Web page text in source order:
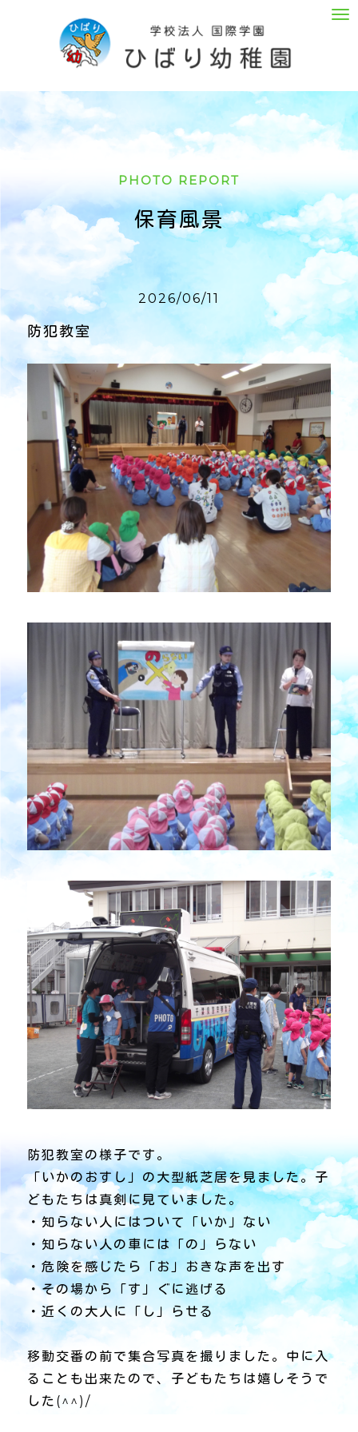
M
PHOTO REPORT
保育風景
2026/06/11
防犯教室
防犯教室の様子です。
「いかのおすし」の大型紙芝居を見ました。子
どもたちは真剣に見ていました。
・知らない人にはついて「いか」ない
・知らない人の車には「の」らない
・危険を感じたら「お」おきな声を出す
・その場から「す」ぐに逃げる
・近くの大人に「し」らせる
移動交番の前で集合写真を撮りました。中に入
ることも出来たので、子どもたちは嬉しそうで
した(^^)/